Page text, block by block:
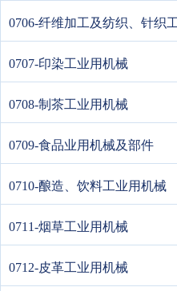
0706-纤维加工及纺织、针织
0707-印染工业用机械
0708-制茶工业用机械
0709-食品业用机械及部件
0710-酿造、饮料工业用机械
0711-烟草工业用机械
0712-皮革工业用机械